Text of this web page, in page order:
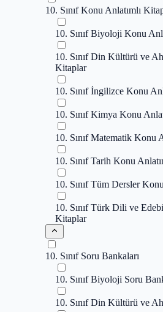
10. Sınıf Konu Anlatımlı
10. Sınıf Biyoloji Konu
10. Sınıf Din Kültürü ve
Kitaplar
10. Sınıf İngilizce Konu
10. Sınıf Kimya Konu
10. Sınıf Matematik Konu
10. Sınıf Tarih Konu
10. Sınıf Tüm Dersler
10. Sınıf Türk Dili ve
Kitaplar
10. Sınıf Soru Bankaları
10. Sınıf Biyoloji Soru
10. Sınıf Din Kültürü ve